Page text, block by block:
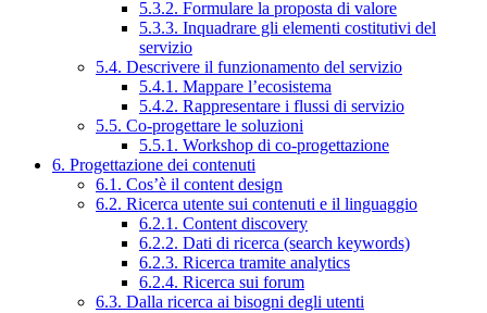
5.3.2. Formulare la proposta di valore
5.3.3. Inquadrare gli elementi costitutivi del
servizio
5.4. Descrivere il funzionamento del servizio
5.4.1. Mappare l’ecosistema
5.4.2. Rappresentare i flussi di servizio
5.5. Co-progettare le soluzioni
5.5.1. Workshop di co-progettazione
6. Progettazione dei contenuti
6.1. Cos’è il content design
6.2. Ricerca utente sui contenuti e il linguaggio
6.2.1. Content discovery
6.2.2. Dati di ricerca (search keywords)
6.2.3. Ricerca tramite analytics
6.2.4. Ricerca sui forum
6.3. Dalla ricerca ai bisogni degli utenti